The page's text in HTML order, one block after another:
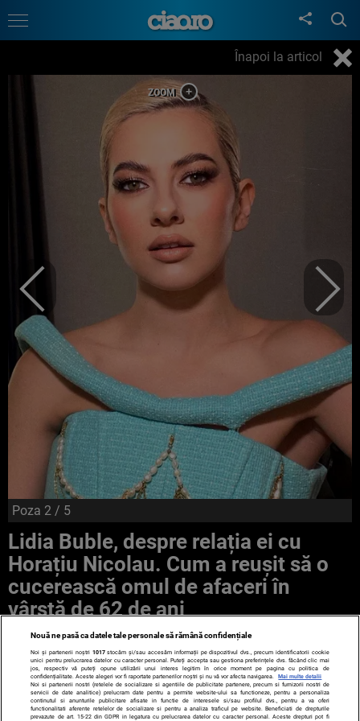
Înapoi la articol
Poza 2 / 5
Lidia Buble, despre relația ei cu
Horațiu Nicolau. Cum a reuşit să o
cucerească omul de afaceri în
vârstă de 62 de ani
Nouă ne pasă ca datele tale personale să rămână confidențiale
Noi și partenerii noștri 1017stocăm și/sau accesăm informații pe dispozitivul dvs., precum identificatorii cookie
unici pentru prelucrarea datelor cu caracter personal. Puteți accepta sau gestiona preferințele dvs. făcând clic mai
jos, respectiv vă puteți opune utilizării unui interes legitim în orice moment pe pagina cu politica de
confidențialitate. Aceste alegeri vor fi raportate partenerilor noștri și nu vă vor afecta navigarea.
Mai multe detalii
Noi si partenerii nostri (retelele de socializare si agentiile de publicitate partenere, precum si furnizorii nostri de
servicii de date analitice) prelucram date pentru a permite website-ului sa functioneze, pentru a personaliza
continutul si anunturile publicitare afisate in functie de interesele si/sau profilul dvs., pentru a va oferi
functionalitati aferente retelelor de socializare si pentru a analiza traficul pe website. Beneficiati de drepturile
prevazute de art. 15-22 din GDPR in legatura cu prelucrarea datelor cu caracter personal. Aceste drepturi pot fi